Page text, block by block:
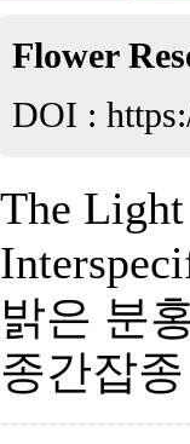
Flower
DOI :
The
밝은 분
종간잡